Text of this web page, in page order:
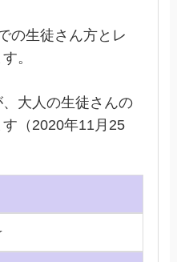
の生徒さん方とレ
。
大人の生徒さんの
（2020年11月25